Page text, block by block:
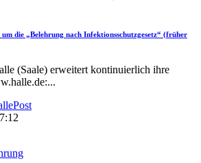
die „Belehrung nach Infektionsschutzgesetz“ (früher
(Saale) erweitert kontinuierlich ihre
...